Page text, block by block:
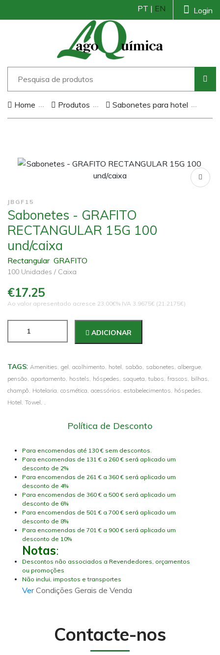
Login
PT | EN
Home Produtos Sabonetes para hotel
JBGF15
Sabonetes - GRAFITO
RECTANGULAR 15G 100
und/caixa
Rectangular GRAFITO
100 Unidades / Caixa
€17.25
Ao valor apresentado acresce 23.00€% IVA 3.9675€ (21.2175€)
ADICIONAR
TAGS: Amenities, gel, acolhimento, hotel, sabão, sabonetes, albergue,
pensão, apartamento, hostels, hóspedes, saqueta, tubos, frascos, bilhas,
champô, Hotelaria, cosmética, acessórios, estabelecimentos, hóspedes,
Hotel, Towel,
Política de Desconto
Para encomendas até 130 € sem descontos.
Para encomendas de 131 € a 260 € será aplicado um
desconto de 2%
Para encomendas de 261 € a 360 € será aplicado um
desconto de 4%
Para encomendas de 360 € a 500 € será aplicado um
desconto de 6%
Para encomendas de 501 € a 700 € será aplicado um
desconto de 8%
Para encomendas de 701 € a 900 € será aplicado um
desconto de 10%
Notas:
Descontos não associados a Revendedores, orçamentos
ou promoções
Não inclui, impostos e transportes
VerCondições Gerais de Venda
Contacte-nos